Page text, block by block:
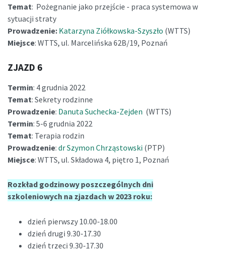
Temat: Pożegnanie jako przejście - praca systemowa w
sytuacji straty
Prowadzenie: Katarzyna Ziółkowska-Szyszło (WTTS)
Miejsce: WTTS, ul. Marcelińska 62B/19, Poznań
ZJAZD 6
Termin: 4 grudnia 2022
Temat: Sekrety rodzinne
Prowadzenie: Danuta Suchecka-Zejden (WTTS)
Termin: 5-6 grudnia 2022
Temat: Terapia rodzin
Prowadzenie: dr Szymon Chrząstowski (PTP)
Miejsce: WTTS, ul. Składowa 4, piętro 1, Poznań
Rozkład godzinowy poszczególnych dni
szkoleniowych na zjazdach w 2023 roku:
dzień pierwszy 10.00-18.00
dzień drugi 9.30-17.30
dzień trzeci 9.30-17.30